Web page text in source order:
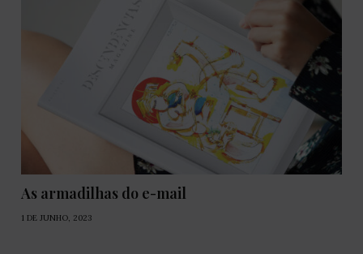
As armadilhas do e-mail
1 DE JUNHO, 2023